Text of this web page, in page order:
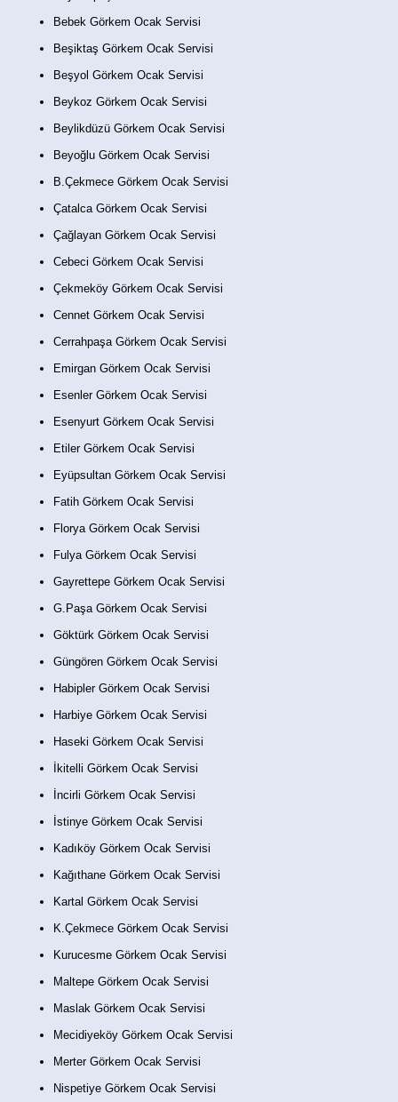
Bebek Görkem Ocak Servisi
Beşiktaş Görkem Ocak Servisi
Beşyol Görkem Ocak Servisi
Beykoz Görkem Ocak Servisi
Beylikdüzü Görkem Ocak Servisi
Beyoğlu Görkem Ocak Servisi
B.Çekmece Görkem Ocak Servisi
Çatalca Görkem Ocak Servisi
Çağlayan Görkem Ocak Servisi
Cebeci Görkem Ocak Servisi
Çekmeköy Görkem Ocak Servisi
Cennet Görkem Ocak Servisi
Cerrahpaşa Görkem Ocak Servisi
Emirgan Görkem Ocak Servisi
Esenler Görkem Ocak Servisi
Esenyurt Görkem Ocak Servisi
Etiler Görkem Ocak Servisi
Eyüpsultan Görkem Ocak Servisi
Fatih Görkem Ocak Servisi
Florya Görkem Ocak Servisi
Fulya Görkem Ocak Servisi
Gayrettepe Görkem Ocak Servisi
G.Paşa Görkem Ocak Servisi
Göktürk Görkem Ocak Servisi
Güngören Görkem Ocak Servisi
Habipler Görkem Ocak Servisi
Harbiye Görkem Ocak Servisi
Haseki Görkem Ocak Servisi
İkitelli Görkem Ocak Servisi
İncirli Görkem Ocak Servisi
İstinye Görkem Ocak Servisi
Kadıköy Görkem Ocak Servisi
Kağıthane Görkem Ocak Servisi
Kartal Görkem Ocak Servisi
K.Çekmece Görkem Ocak Servisi
Kurucesme Görkem Ocak Servisi
Maltepe Görkem Ocak Servisi
Maslak Görkem Ocak Servisi
Mecidiyeköy Görkem Ocak Servisi
Merter Görkem Ocak Servisi
Nispetiye Görkem Ocak Servisi